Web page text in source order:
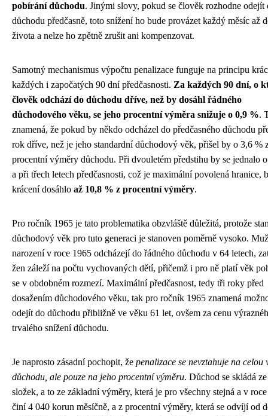
pobírání důchodu. Jinými slovy, pokud se člověk rozhodne odejít
důchodu předčasně, toto snížení ho bude provázet každý měsíc až
života a nelze ho zpětně zrušit ani kompenzovat.
Samotný mechanismus výpočtu penalizace funguje na principu
každých i započatých 90 dní předčasnosti. Za každých 90 dní, o
člověk odchází do důchodu dříve, než by dosáhl řádného
důchodového věku, se jeho procentní výměra snižuje o 0,9 %.
znamená, že pokud by někdo odcházel do předčasného důchodu
rok dříve, než je jeho standardní důchodový věk, přišel by o 3,6 %
procentní výměry důchodu. Při dvouletém předstihu by se jednalo
a při třech letech předčasnosti, což je maximální povolená hranice,
krácení dosáhlo až 10,8 % z procentní výměry.
Pro ročník 1965 je tato problematika obzvláště důležitá, protože
důchodový věk pro tuto generaci je stanoven poměrně vysoko.
narození v roce 1965 odcházejí do řádného důchodu v 64 letech,
žen záleží na počtu vychovaných dětí, přičemž i pro ně platí věk
se v obdobném rozmezí. Maximální předčasnost, tedy tři roky před
dosažením důchodového věku, tak pro ročník 1965 znamená
odejít do důchodu přibližně ve věku 61 let, ovšem za cenu
trvalého snížení důchodu.
Je naprosto zásadní pochopit, že penalizace se nevztahuje na celou
důchodu, ale pouze na jeho procentní výměru. Důchod se skládá
složek, a to ze základní výměry, která je pro všechny stejná a v
činí 4 040 korun měsíčně, a z procentní výměry, která se odvíjí od